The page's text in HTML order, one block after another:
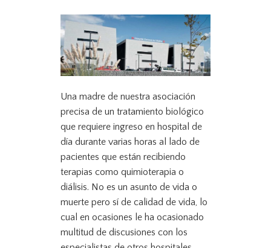
Una madre de nuestra asociación
precisa de un tratamiento biológico
que requiere ingreso en hospital de
día durante varias horas al lado de
pacientes que están recibiendo
terapias como quimioterapia o
diálisis. No es un asunto de vida o
muerte pero sí de calidad de vida, lo
cual en ocasiones le ha ocasionado
multitud de discusiones con los